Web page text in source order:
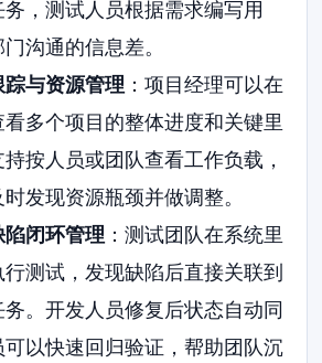
，测试人员根据需求编写用
沟通的信息差。
与资源管理 ：项目经理可以在
多个项目的整体进度和关键里
按人员或团队查看工作负载，
发现资源瓶颈并做调整。
闭环管理 ：测试团队在系统里
测试，发现缺陷后直接关联到
。开发人员修复后状态自动同
以快速回归验证，帮助团队沉